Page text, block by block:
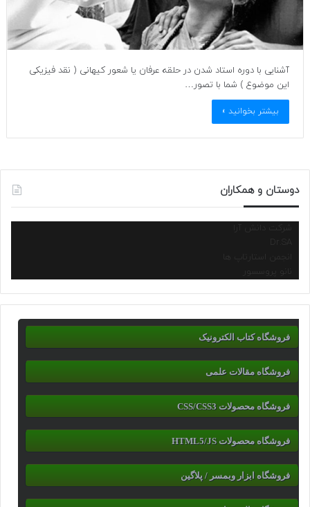
آشنایی با دوره استاد شدن در حلقه عرفان یا شعور کیهانی ( نقد فیزیکی
این موضوع ) شما با تصور…
بیشتر بخوانید »
دوستان و همکاران
شرکت دانش آرا
انجمن استارتاپ ها
نانو پروسسور
فروشگاه کتاب الکترونیک
فروشگاه مقالات علمی
فروشگاه محصولات CSS/CSS3
فروشگاه محصولات HTML5/JS
فروشگاه ابزار وبمسر / پلاگین